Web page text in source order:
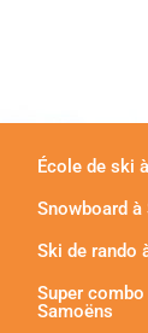
École de ski
Snowboard à
Ski de rando
Super
Samoëns